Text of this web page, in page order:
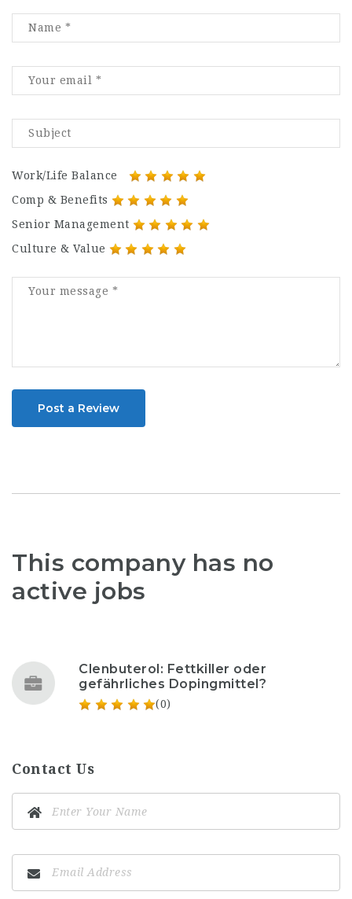
Work/Life Balance
Comp & Benefits
Senior Management
Culture & Value
Post a Review
This company has no
active jobs
Clenbuterol: Fettkiller oder
gefährliches Dopingmittel?
(0)
Contact Us